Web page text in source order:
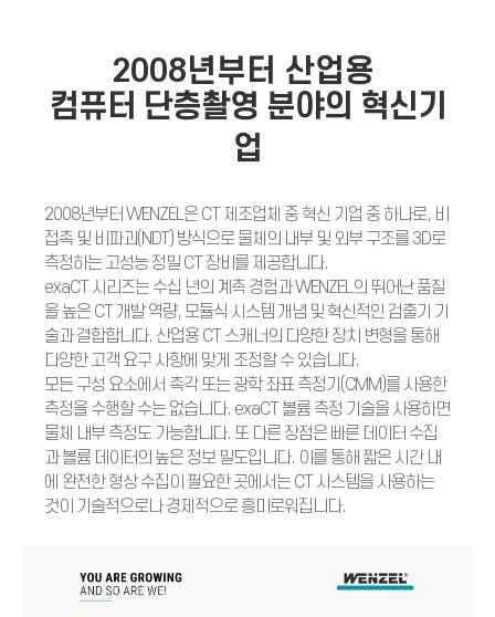
2008년부터 산업용
컴퓨 터 단층촬영 분야의 혁신기
업
2008년부터 WENZEL은 CT 제조업체 중 혁신 기업 중 하나로, 비
접촉 및 비파괴(NDT) 방식으로 물체의 내부 및 외부 구조를 3D로
측정하는 고성능 정밀 CT 장비를 제공합니다.
exaCT 시리즈는 수십 년의 계측 경험과 WENZEL의 뛰어난 품질
을 높은 CT 개발 역량, 모듈식 시스템 개념 및 혁신적인 검출기 기
술과 결합합니다. 산업용 CT 스캐너의 다양한 장치 변형을 통해
다양한 고객 요구 사항에 맞게 조정할 수 있습니다.
모든 구성 요소에서 촉각 또는 광학 좌표 측정기(CMM)를 사용한
측정을 수행할 수는 없습니다. exaCT 볼륨 측정 기술을 사용하면
물체 내부 측정도 가능합니다. 또 다른 장점은 빠른 데이터 수집
과 볼륨 데이터의 높은 정보 밀도입니다. 이를 통해 짧은 시간 내
에 완전한 형상 수집이 필요한 곳에서는 CT 시스템을 사용하는
것이 기술적으로나 경제적으로 흥미로워집니다.